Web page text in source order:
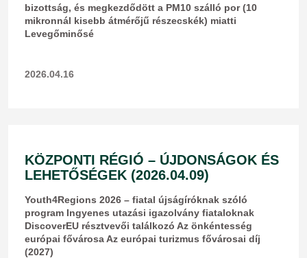
bizottság, és megkezdődött a PM10 szálló por (10
mikronnál kisebb átmérőjű részecskék) miatti
Levegőminősé
2026.04.16
KÖZPONTI RÉGIÓ – ÚJDONSÁGOK ÉS
LEHETŐSÉGEK (2026.04.09)
Youth4Regions 2026 – fiatal újságíróknak szóló
program Ingyenes utazási igazolvány fiataloknak
DiscoverEU résztvevői találkozó Az önkéntesség
európai fővárosa Az európai turizmus fővárosai díj
(2027)